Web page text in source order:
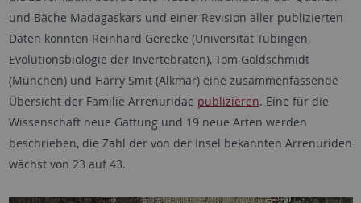
und Bäche Madagaskars und einer Revision aller publizierten
Daten konnten Reinhard Gerecke (Universität Tübingen,
Evolutionsbiologie der Invertebraten), Tom Goldschmidt
(München) und Harry Smit (Alkmar) eine zusammenfassende
Übersicht der Familie Arrenuridae publizieren. Eine für die
Wissenschaft neue Gattung und 19 neue Arten werden
beschrieben, die Zahl der von der Insel bekannten Arrenuriden
wächst von 23 auf 43.